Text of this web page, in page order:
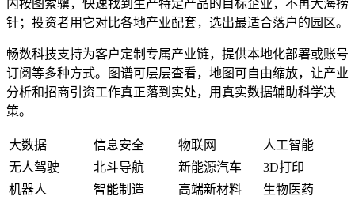
内按图索骥，快速找到生产特定产品的目标企业，不再大海捞
针；投资者用它对比各地产业配套，选出最适合落户的园区。
畅数科技支持为客户定制专属产业链，提供本地化部署或账号
订阅等多种方式。图谱可层层查看，地图可自由缩放，让产业
分析和招商引资工作真正落到实处，用真实数据辅助科学决
策。
大数据 信息安全 物联网
人工智能
无人驾驶
北斗导航 新能源汽车
3D打印
机器人
智能制造 高端新材料
生物医药